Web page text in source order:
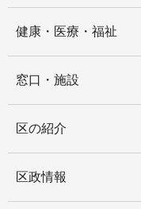
健康・医療・福祉
窓口・施設
区の紹介
区政情報